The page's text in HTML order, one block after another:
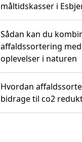
måltidskasser i
Sådan kan du
affaldssortering
oplevelser i naturen
Hvordan
bidrage til co2